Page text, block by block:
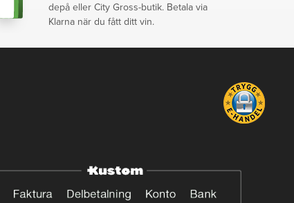
depå eller City Gross-butik. Betala via
Klarna när du fått ditt vin.